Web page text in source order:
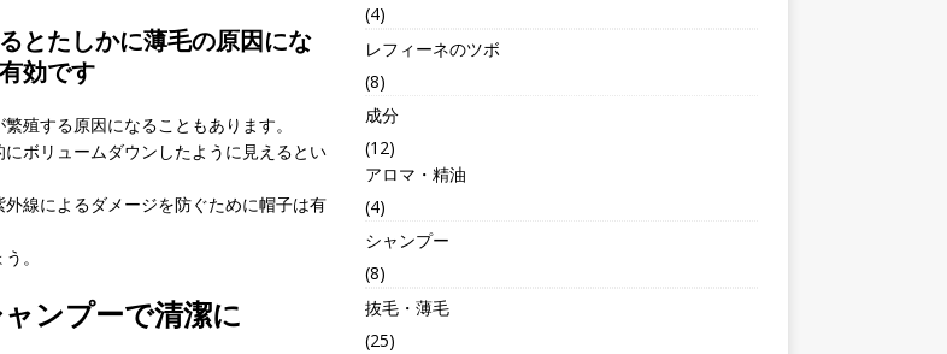
たしかに薄毛の原因にな
効です
殖する原因になることもあります。
ボリュームダウンしたように見えるとい
線によるダメージを防ぐために帽子は有
。
ンプーで清潔に
(4)
レフィーネのツボ
(8)
成分
(12)
アロマ・精油
(4)
シャンプー
(8)
抜毛・薄毛
(25)